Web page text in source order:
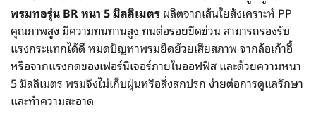
พรมทอรุ่นBRหนา 5มิลลิเมตรผลิตจากเส้นใยสังเคราะห์ PP
คุณภาพสูง มีความทนทานสูง ทนต่อรอยขีดข่วน สามารถรองรับ
แรงกระแทกได้ดี หมดปัญหาพรมยืดย้วยเสียสภาพ จากล้อเก้าอี้
หรือจากแรงกดของเฟอร์นิเจอร์ภายในออฟฟิส และด้วยความหนา
5 มิลลิเมตร พรมจึงไม่เก็บฝุ่นหรือสิ่งสกปรก ง่ายต่อการดูแลรักษา
และทำความสะอาด